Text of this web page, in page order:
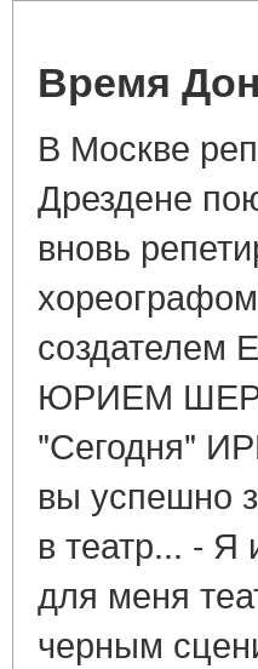
Время
В Москве
Дрездене
вновь
создателем
ЮРИЕМ
"Сегодня"
вы успешно
в театр... - Я
для меня
черным